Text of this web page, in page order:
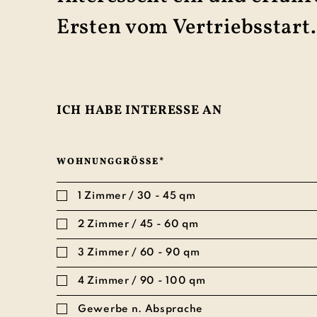
Ersten vom
ICH HABE INTERESSE AN
WOHNUNGGRÖSSE*
1 Zimmer / 30 - 45 qm
2 Zimmer / 45 - 60 qm
3 Zimmer / 60 - 90 qm
4 Zimmer / 90 - 100 qm
Gewerbe n. Absprache